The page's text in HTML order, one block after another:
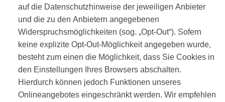
auf die Datenschutzhinweise der jeweiligen Anbieter
und die zu den Anbietern angegebenen
Widerspruchsmöglichkeiten (sog. „Opt-Out“). Sofern
keine explizite Opt-Out-Möglichkeit angegeben wurde,
besteht zum einen die Möglichkeit, dass Sie Cookies in
den Einstellungen Ihres Browsers abschalten.
Hierdurch können jedoch Funktionen unseres
Onlineangebotes eingeschränkt werden. Wir empfehlen